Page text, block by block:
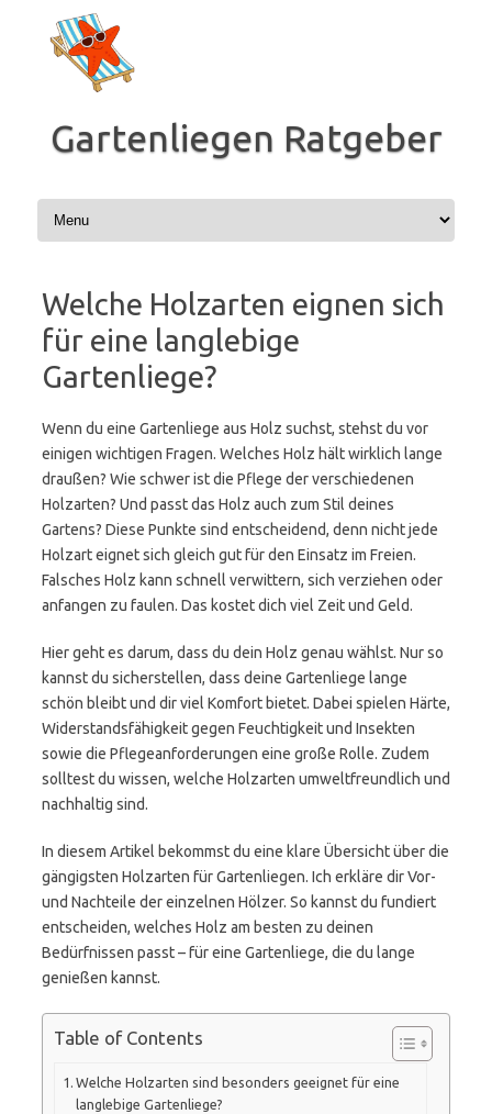
Inhalt
springen
Gartenliegen Ratgeber
Welche Holzarten eignen sich
für eine langlebige
Gartenliege?
Wenn du eine Gartenliege aus Holz suchst, stehst du vor
einigen wichtigen Fragen. Welches Holz hält wirklich lange
draußen? Wie schwer ist die Pflege der verschiedenen
Holzarten? Und passt das Holz auch zum Stil deines
Gartens? Diese Punkte sind entscheidend, denn nicht jede
Holzart eignet sich gleich gut für den Einsatz im Freien.
Falsches Holz kann schnell verwittern, sich verziehen oder
anfangen zu faulen. Das kostet dich viel Zeit und Geld.
Hier geht es darum, dass du dein Holz genau wählst. Nur so
kannst du sicherstellen, dass deine Gartenliege lange
schön bleibt und dir viel Komfort bietet. Dabei spielen Härte,
Widerstandsfähigkeit gegen Feuchtigkeit und Insekten
sowie die Pflegeanforderungen eine große Rolle. Zudem
solltest du wissen, welche Holzarten umweltfreundlich und
nachhaltig sind.
In diesem Artikel bekommst du eine klare Übersicht über die
gängigsten Holzarten für Gartenliegen. Ich erkläre dir Vor-
und Nachteile der einzelnen Hölzer. So kannst du fundiert
entscheiden, welches Holz am besten zu deinen
Bedürfnissen passt – für eine Gartenliege, die du lange
genießen kannst.
Table of Contents
Welche Holzarten sind besonders geeignet für eine
langlebige Gartenliege?